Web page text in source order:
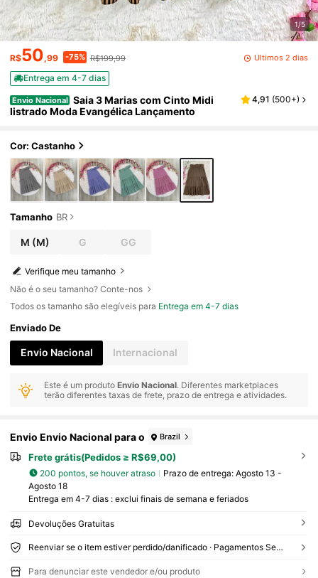
1/5
R$50,99 -75% R$199,99 Últimos 2 dias
Entrega em 4-7 dias
Envio Nacional Saia 3 Marias com Cinto Midi
listrado Moda Evangélica Lançamento
4,91 (500+)
Cor: Castanho
Tamanho BR
M (M) G GG
Verifique meu tamanho
Não é o seu tamanho? Conte-nos
Todos os tamanho são elegíveis para Entrega em 4-7 dias
Enviado De
Envio Nacional Internacional
Este é um produtoEnvio Nacional. Diferentes marketplaces
terão diferentes taxas de frete, prazo de entrega e atividades.
Envio Envio Nacional para o Brazil
Frete grátis(Pedidos ≥ R$69,00)
200 pontos, se houver atraso Prazo de entrega: Agosto 13 -
Agosto 18
Entrega em 4-7 dias : exclui finais de semana e feriados
Devoluções Gratuitas
Reenviar se o item estiver perdido/danificado · Pagamentos Seguros · Proteção de privacidade
Para denunciar este vendedor e/ou produto